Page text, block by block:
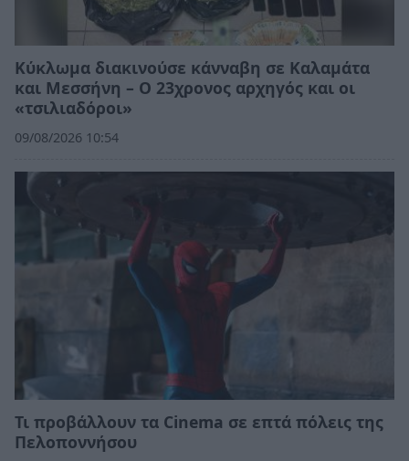
Κύκλωμα διακινούσε κάνναβη σε Καλαμάτα
και Μεσσήνη – Ο 23χρονος αρχηγός και οι
«τσιλιαδόροι»
09/08/2026 10:54
Τι προβάλλουν τα Cinema σε επτά πόλεις της
Πελοποννήσου